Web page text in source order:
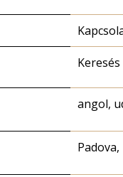
Keresés
angol,